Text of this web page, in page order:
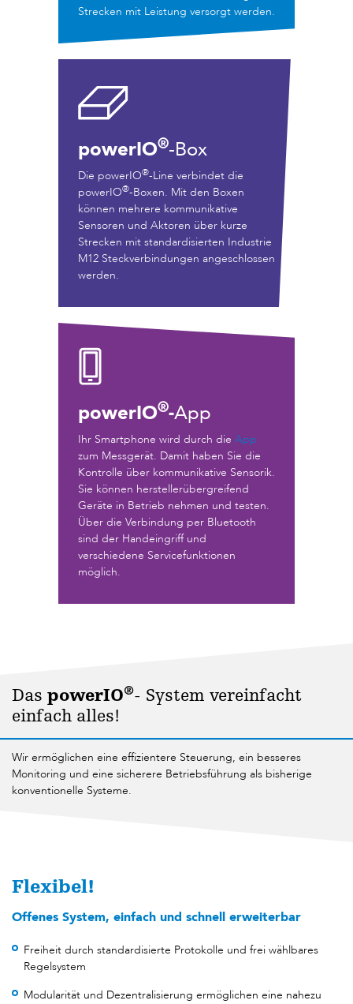
Strecken mit Leistung versorgt werden.
powerIO®-Box
Die powerIO®-Line verbindet die
powerIO®-Boxen. Mit den Boxen
können mehrere kommunikative
Sensoren und Aktoren über kurze
Strecken mit standardisierten Industrie
M12 Steckverbindungen angeschlossen
werden.
powerIO®-App
Ihr Smartphone wird durch die App
zum Messgerät. Damit haben Sie die
Kontrolle über kommunikative Sensorik.
Sie können herstellerübergreifend
Geräte in Betrieb nehmen und testen.
Über die Verbindung per Bluetooth
sind der Handeingriff und
verschiedene Servicefunktionen
möglich.
Das powerIO®- System vereinfacht
einfach alles!
Wir ermöglichen eine effizientere Steuerung, ein besseres
Monitoring und eine sicherere Betriebsführung als bisherige
konventionelle Systeme.
Flexibel!
Offenes System, einfach und schnell erweiterbar
Freiheit durch standardisierte Protokolle und frei wählbares
Regelsystem
Modularität und Dezentralisierung ermöglichen eine nahezu